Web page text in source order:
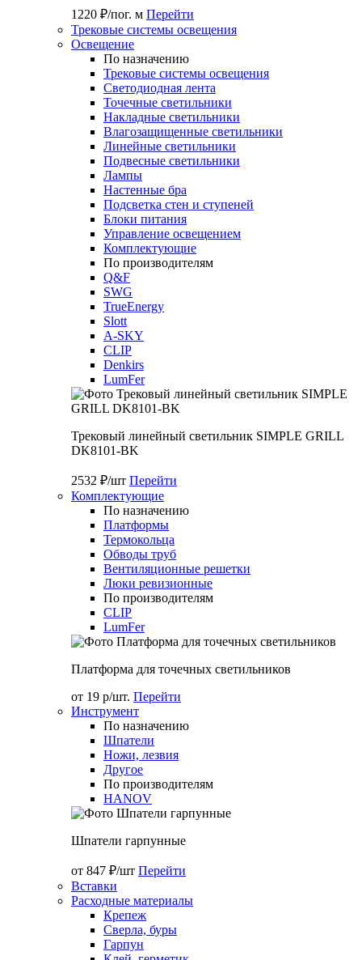
1220 ₽/пог. м Перейти
Трековые системы освещения
Освещение
По назначению
Трековые системы освещения
Светодиодная лента
Точечные светильники
Накладные светильники
Влагозащищенные светильники
Линейные светильники
Подвесные светильники
Лампы
Настенные бра
Подсветка стен и ступеней
Блоки питания
Управление освещением
Комплектующие
По производителям
Q&F
SWG
TrueEnergy
Slott
A-SKY
CLIP
Denkirs
LumFer
Трековый линейный светильник SIMPLE GRILL
DK8101-BK
2532 ₽/шт Перейти
Комплектующие
По назначению
Платформы
Термокольца
Обводы труб
Вентиляционные решетки
Люки ревизионные
По производителям
CLIP
LumFer
Платформа для точечных светильников
от 19 р/шт. Перейти
Инструмент
По назначению
Шпатели
Ножи, лезвия
Другое
По производителям
HANOV
Шпатели гарпунные
от 847 ₽/шт Перейти
Вставки
Расходные материалы
Крепеж
Сверла, буры
Гарпун